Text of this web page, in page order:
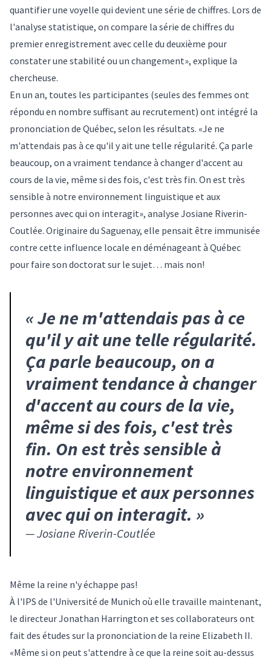
quantifier une voyelle qui devient une série de chiffres. Lors de
l'analyse statistique, on compare la série de chiffres du
premier enregistrement avec celle du deuxième pour
constater une stabilité ou un changement», explique la
chercheuse.
En un an, toutes les participantes (seules des femmes ont
répondu en nombre suffisant au recrutement) ont intégré la
prononciation de Québec, selon les résultats. «Je ne
m'attendais pas à ce qu'il y ait une telle régularité. Ça parle
beaucoup, on a vraiment tendance à changer d'accent au
cours de la vie, même si des fois, c'est très fin. On est très
sensible à notre environnement linguistique et aux
personnes avec qui on interagit», analyse Josiane Riverin-
Coutlée. Originaire du Saguenay, elle pensait être immunisée
contre cette influence locale en déménageant à Québec
pour faire son doctorat sur le sujet… mais non!
«Je ne m'attendais pas à ce
qu'il y ait une telle régularité.
Ça parle beaucoup, on a
vraiment tendance à changer
d'accent au cours de la vie,
même si des fois, c'est très
fin. On est très sensible à
notre environnement
linguistique et aux personnes
avec qui on interagit. »
—Josiane Riverin-Coutlée
Même la reine n'y échappe pas!
À l'IPS de l'Université de Munich où elle travaille maintenant,
le directeur Jonathan Harrington et ses collaborateurs ont
fait des études sur la prononciation de la reine Elizabeth II.
«Même si on peut s'attendre à ce que la reine soit au-dessus